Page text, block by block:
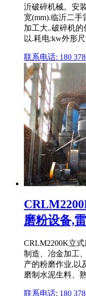
沂破碎机械。安
宽(mm).临沂二
加工大..破碎机
以.耗电:kw外形尺
联系电话: 180
磨粉设备,
CRLM2200K立
制造、冶金加工
产的粉磨作业,以
磨制水泥生料、
联系电话: 180